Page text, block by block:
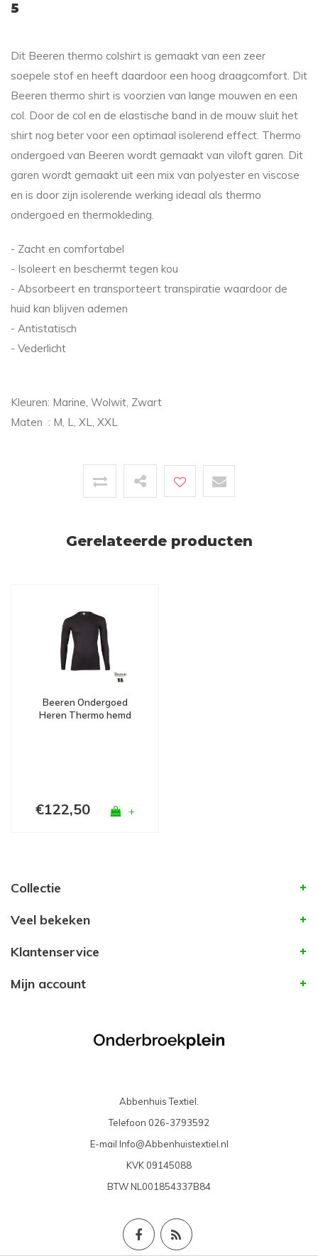
5
Dit Beeren thermo colshirt is gemaakt van een zeer
soepele stof en heeft daardoor een hoog draagcomfort. Dit
Beeren thermo shirt is voorzien van lange mouwen en een
col. Door de col en de elastische band in de mouw sluit het
shirt nog beter voor een optimaal isolerend effect. Thermo
ondergoed van Beeren wordt gemaakt van viloft garen. Dit
garen wordt gemaakt uit een mix van polyester en viscose
en is door zijn isolerende werking ideaal als thermo
ondergoed en thermokleding.
- Zacht en comfortabel
- Isoleert en beschermt tegen kou
- Absorbeert en transporteert transpiratie waardoor de
huid kan blijven ademen
- Antistatisch
- Vederlicht
Kleuren: Marine, Wolwit, Zwart
Maten : M, L, XL, XXL
Gerelateerde producten
Beeren Ondergoed
Heren Thermo hemd
€122,50 +
Collectie
Veel bekeken
Klantenservice
Mijn account
Abbenhuis Textiel.
Telefoon 026-3793592
E-mail Info@Abbenhuistextiel.nl
KVK 09145088
BTWNL001854337B84